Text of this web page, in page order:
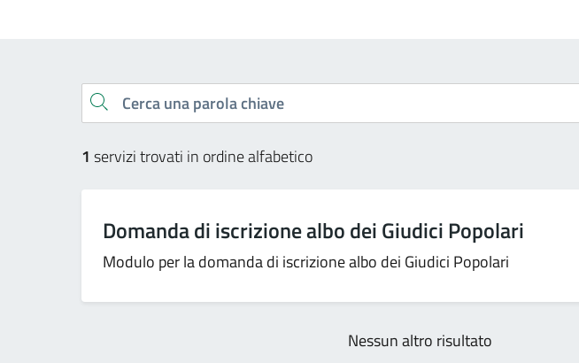
Cerca una parola chiave
1 servizi trovati in ordine alfabetico
Domanda di iscrizione albo dei Giudici Popolari
Modulo per la domanda di iscrizione albo dei Giudici Popolari
Nessun altro risultato